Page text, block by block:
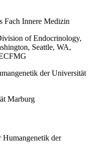
Fach Innere Medizin
of Endocrinology,
Seattle, WA,
der Universität
Marburg
der